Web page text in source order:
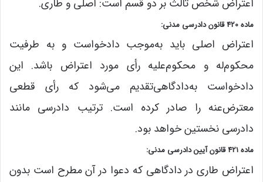
اعتراض شخص ثالث بر دو قسم است: اصلی و طاری.
ماده 420 قانون دادرسی مدنی:
اعتراض اصلی باید به‌موجب دادخواست و به طرفیت
محکوم‌له و محکوم‌علیه رأی مورد اعتراض باشد. این
دادخواست به‌دادگاهی‌تقدیم می‌شود که رأی قطعی
معترض‌عنه را صادر کرده است. ترتیب دادرسی مانند
دادرسی نخستین خواهد بود.
ماده 421 قانون آیین دادرسی مدنی:
اعتراض طاری در دادگاهی که دعوا در آن مطرح است بدون